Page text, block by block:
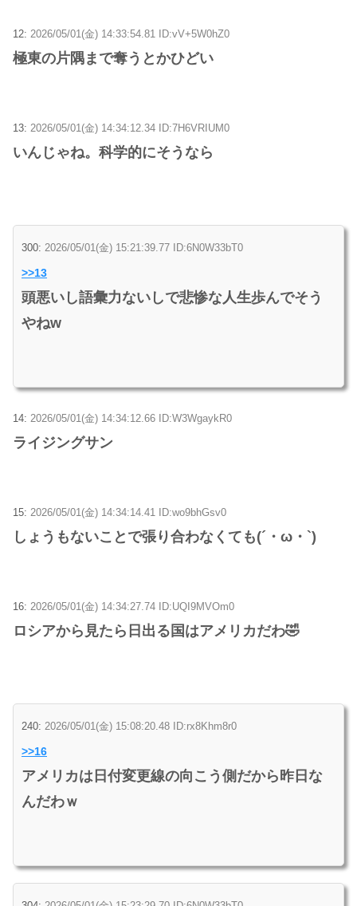
12: 2026/05/01(金) 14:33:54.81 ID:vV+5W0hZ0
極東の片隅まで奪うとかひどい
13: 2026/05/01(金) 14:34:12.34 ID:7H6VRIUM0
いんじゃね。科学的にそうなら
300: 2026/05/01(金) 15:21:39.77 ID:6N0W33bT0
>>13
頭悪いし語彙力ないしで悲惨な人生歩んでそう
やねw
14: 2026/05/01(金) 14:34:12.66 ID:W3WgaykR0
ライジングサン
15: 2026/05/01(金) 14:34:14.41 ID:wo9bhGsv0
しょうもないことで張り合わなくても(´・ω・`)
16: 2026/05/01(金) 14:34:27.74 ID:UQI9MVOm0
ロシアから見たら日出る国はアメリカだわ🤣
240: 2026/05/01(金) 15:08:20.48 ID:rx8Khm8r0
>>16
アメリカは日付変更線の向こう側だから昨日な
んだわｗ